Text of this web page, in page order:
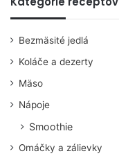
Bezmäsité jedlá
Koláče a dezerty
Mäso
Nápoje
Smoothie
Omáčky a zálievky